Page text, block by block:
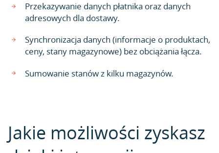
Przekazywanie danych płatnika oraz danych
adresowych dla dostawy.
Synchronizacja danych (informacje o produktach,
ceny, stany magazynowe) bez obciążania łącza.
Sumowanie stanów z kilku magazynów.
Jakie możliwości zyskasz